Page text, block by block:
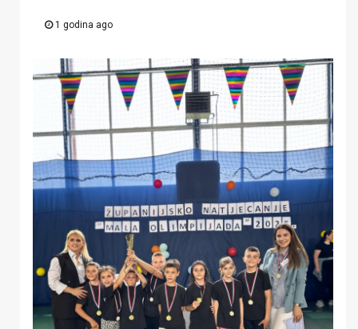
1 godina ago